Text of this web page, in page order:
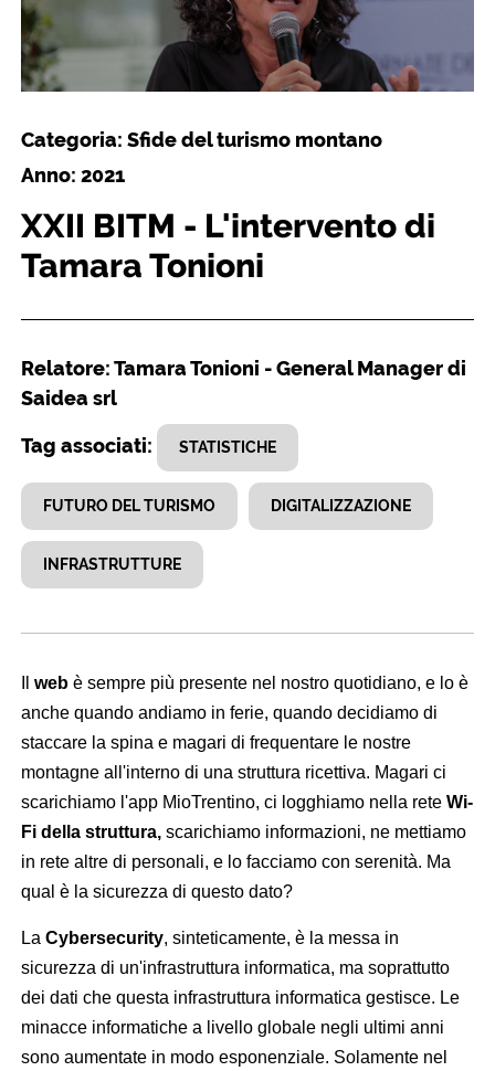
Categoria: Sfide del turismo montano
Anno: 2021
XXII BITM - L'intervento di
Tamara Tonioni
Relatore: Tamara Tonioni - General Manager di
Saidea srl
Tag associati: STATISTICHE
FUTURO DEL TURISMO DIGITALIZZAZIONE
INFRASTRUTTURE
web è sempre più presente nel nostro quotidiano, e lo è
anche quando andiamo in ferie, quando decidiamo di
staccare la spina e magari di frequentare le nostre
montagne all'interno di una struttura ricettiva. Magari ci
scarichiamo l'app MioTrentino, ci logghiamo nella rete Wi-
Fi della struttura,scarichiamo informazioni, ne mettiamo
in rete altre di personali, e lo facciamo con serenità. Ma
qual è la sicurezza di questo dato?
La Cybersecurity, sinteticamente, è la messa in
sicurezza di un'infrastruttura informatica, ma soprattutto
dei dati che questa infrastruttura informatica gestisce. Le
minacce informatiche a livello globale negli ultimi anni
sono aumentate in modo esponenziale. Solamente nel